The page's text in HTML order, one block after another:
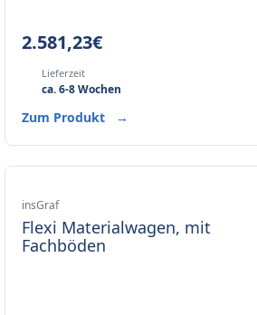
2.581,23€
Lieferzeit
ca. 6-8 Wochen
Zum Produkt →
insGraf
Flexi Materialwagen, mit
Fachböden